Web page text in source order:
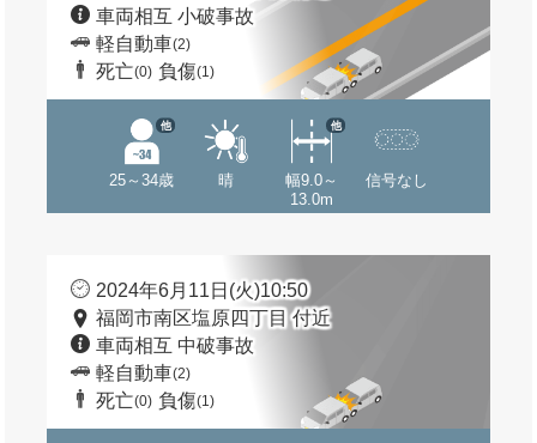
車両相互 小破事故
軽自動車(2)
死亡(0) 負傷(1)
25～34歳
他
晴
幅9.0～
13.0m
他
信号なし
2024年6月11日(火)10:50
福岡市南区塩原四丁目 付近
車両相互 中破事故
軽自動車(2)
死亡(0) 負傷(1)